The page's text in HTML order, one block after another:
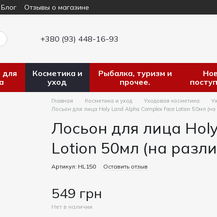
Блог Отзывы о магазине
+380 (93) 448-16-93
для
Косметика и
уход
Рыбалка, туризм и
прочее.
Главная Косметика и уход Уходовая косметика
Лосьон для лица Holy Land Alpha Complex Face Lotion 50мл (на
Лосьон для лица
Lotion 50мл (на
Артикул: HL150 Оставить отзыв
549 грн
Нет в наличии